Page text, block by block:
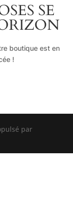
SE
boutique est en
!
par